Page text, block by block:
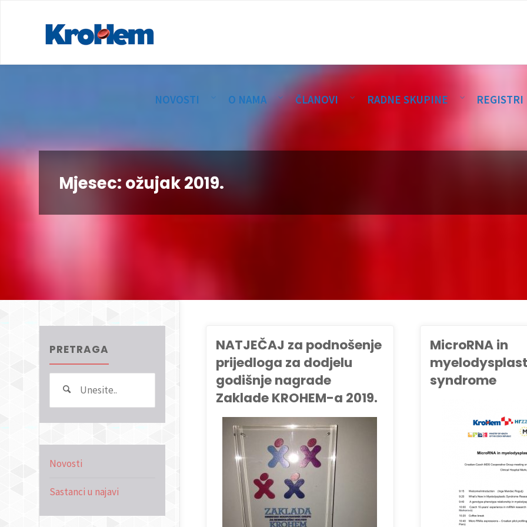
NOVOSTI O NAMA ČLANOVI RADNE SKUPINE REGISTRI
Mjesec: ožujak 2019.
NATJEČAJ za podnošenje
prijedloga za dodjelu
godišnje nagrade
Zaklade KROHEM-a 2019.
MicroRNA in
syndrome
PRETRAGA
Pretraga
Novosti
Sastanci u najavi